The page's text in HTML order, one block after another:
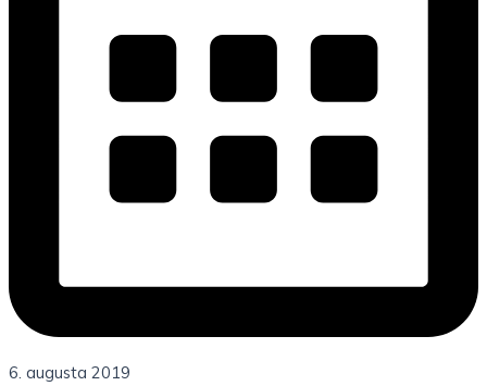
6. augusta 2019